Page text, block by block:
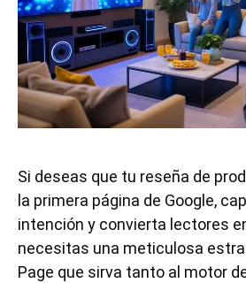
Si deseas que tu reseña de
la primera página de Google,
intención y convierta lectores
necesitas una meticulosa
Page que sirva tanto al motor